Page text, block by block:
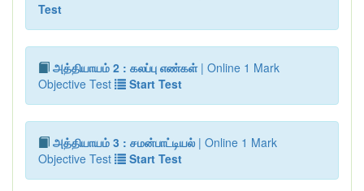
Test
அத்தியாயம் 2 : கலப்பு எண்கள்| Online 1 Mark
Objective Test
Start Test
அத்தியாயம் 3 : சமன்பாட்டியல் | Online 1 Mark
Objective Test
Start Test